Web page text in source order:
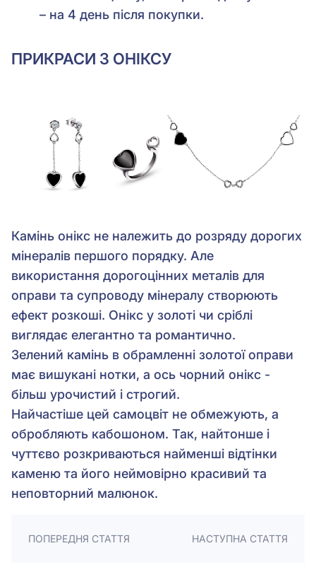
– на 4 день після покупки.
ПРИКРАСИ З ОНІКСУ
Камінь онікс не належить до розряду дорогих
мінералів першого порядку. Але
використання дорогоцінних металів для
оправи та супроводу мінералу створюють
ефект розкоші. Онікс у золоті чи сріблі
виглядає елегантно та романтично.
Зелений камінь в обрамленні золотої оправи
має вишукані нотки, а ось чорний онікс -
більш урочистий і строгий.
Найчастіше цей самоцвіт не обмежують, а
обробляють кабошоном. Так, найтонше і
чуттєво розкриваються найменші відтінки
каменю та його неймовірно красивий та
неповторний малюнок.
ПОПЕРЕДНЯ СТАТТЯ НАСТУПНА СТАТТЯ